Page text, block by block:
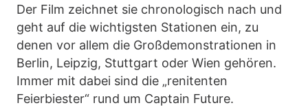
Der Film zeichnet sie chronologisch nach und
geht auf die wichtigsten Stationen ein, zu
denen vor allem die Großdemonstrationen in
Berlin, Leipzig, Stuttgart oder Wien gehören.
Immer mit dabei sind die „renitenten
Feierbiester“ rund um Captain Future.